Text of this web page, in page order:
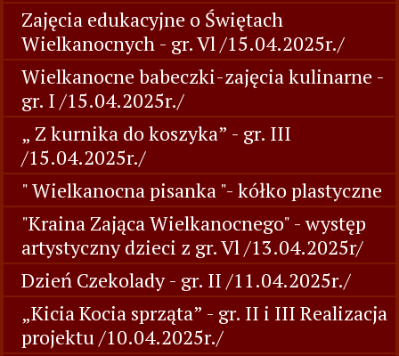
Zajęcia edukacyjne o Świętach
Wielkanocnych - gr. Vl /15.04.2025r./
Wielkanocne babeczki-zajęcia kulinarne -
gr. I /15.04.2025r./
„ Z kurnika do koszyka” - gr. III
/15.04.2025r./
" Wielkanocna pisanka "- kółko plastyczne
"Kraina Zająca Wielkanocnego" - występ
artystyczny dzieci z gr. Vl /13.04.2025r/
Dzień Czekolady - gr. II /11.04.2025r./
„Kicia Kocia sprząta” - gr. II i III Realizacja
projektu /10.04.2025r./